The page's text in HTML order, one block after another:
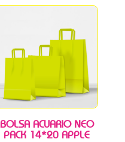
BOLSA ACUARIO NEO
PACK 14*20 APPLE